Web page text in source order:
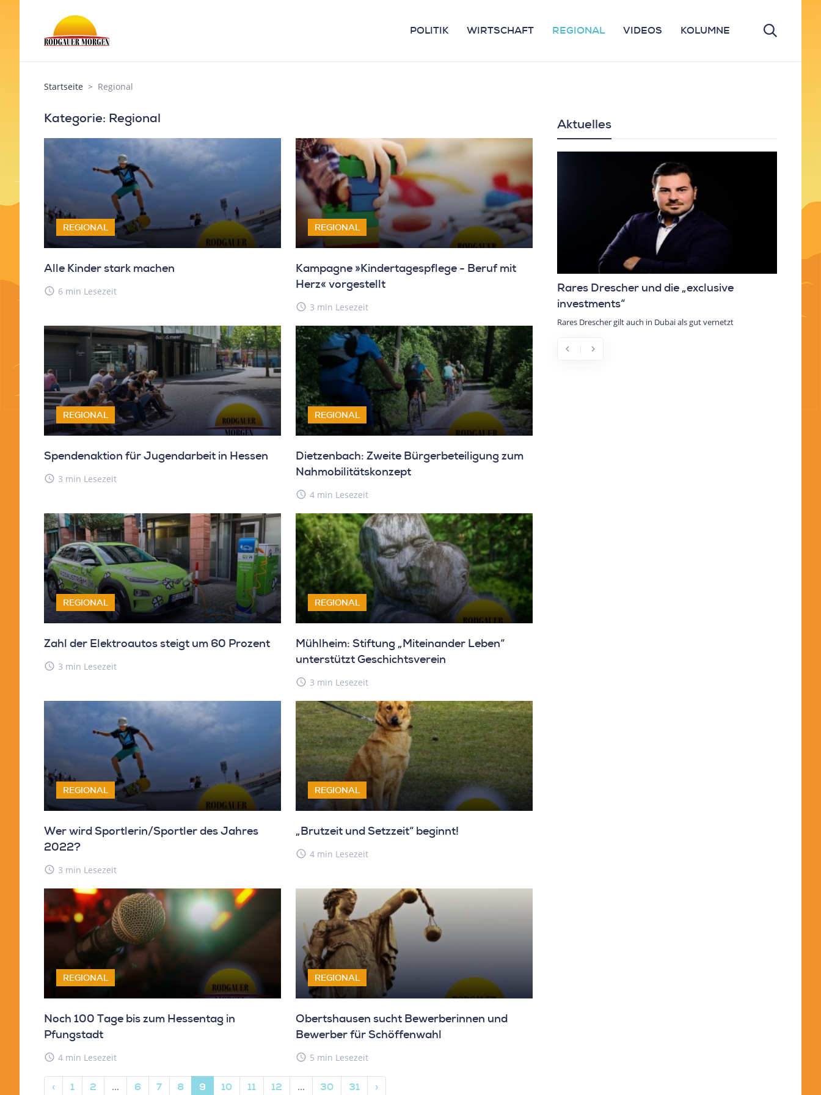
POLITIK WIRTSCHAFT REGIONAL VIDEOS KOLUMNE
Startseite Regional
Kategorie: Regional
REGIONAL
Alle Kinder stark machen
access_time 6 min Lesezeit
REGIONAL
Kampagne »Kindertagespflege - Beruf mit
Herz« vorgestellt
access_time 3 min Lesezeit
REGIONAL
Spendenaktion für Jugendarbeit in Hessen
access_time 3 min Lesezeit
REGIONAL
Dietzenbach: Zweite Bürgerbeteiligung zum
Nahmobilitätskonzept
access_time 4 min Lesezeit
REGIONAL
Zahl der Elektroautos steigt um 60 Prozent
access_time 3 min Lesezeit
REGIONAL
Mühlheim: Stiftung „Miteinander Leben“
unterstützt Geschichtsverein
access_time 3 min Lesezeit
REGIONAL
Wer wird Sportlerin/Sportler des Jahres
2022?
access_time 3 min Lesezeit
REGIONAL
„Brutzeit und Setzzeit“ beginnt!
access_time 4 min Lesezeit
REGIONAL
Noch 100 Tage bis zum Hessentag in
Pfungstadt
access_time 4 min Lesezeit
REGIONAL
Obertshausen sucht Bewerberinnen und
Bewerber für Schöffenwahl
access_time 5 min Lesezeit
‹ 1 2 ... 6 7 8 9 10 11 12 ... 30 31 ›
Aktuelles
Rares Drescher und die „exclusive
investments“
Rares Drescher gilt auch in Dubai als gut vernetzt
Vision